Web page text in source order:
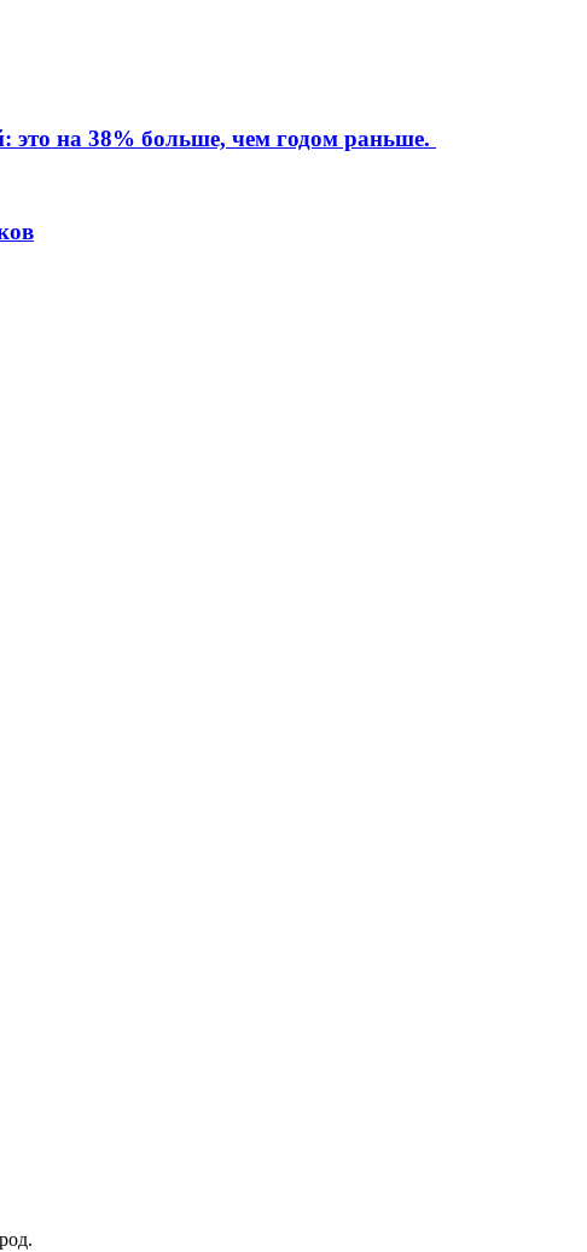
это на 38% больше, чем годом раньше.